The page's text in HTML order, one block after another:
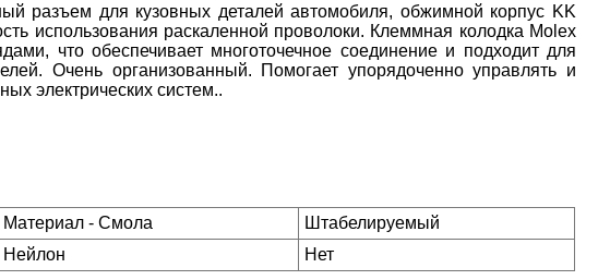
разъем для кузовных деталей автомобиля, обжимной корпус KK
использования раскаленной проволоки. Клеммная колодка Molex
что обеспечивает многоточечное соединение и подходит для
Очень организованный. Помогает упорядоченно управлять и
электрических систем..
Материал - Смола
Штабелируемый
Нейлон Нет